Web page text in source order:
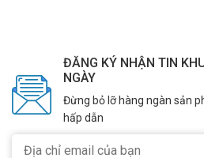
ĐĂNG KÝ NHẬN TIN
NGÀY
Đừng bỏ lỡ hàng ngàn sản
hấp dẫn